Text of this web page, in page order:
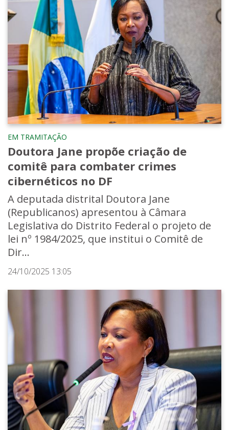
EM TRAMITAÇÃO
Doutora Jane propõe criação de
comitê para combater crimes
cibernéticos no DF
A deputada distrital Doutora Jane
(Republicanos) apresentou à Câmara
Legislativa do Distrito Federal o projeto de
lei nº 1984/2025, que institui o Comitê de
Dir...
24/10/2025 13:05